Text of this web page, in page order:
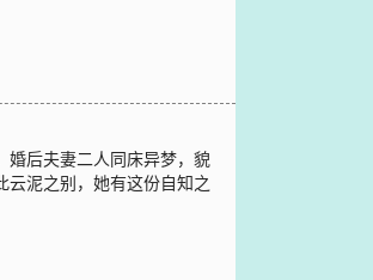
婚后夫妻二人同床异梦，貌
泥之别，她有这份自知之